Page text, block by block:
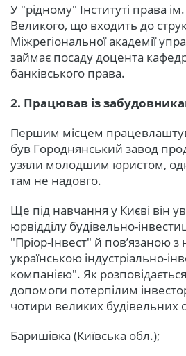
У "рідному" Інституті права
Великого, що входить до
Міжрегіональної академії
займає посаду доцента
банківського права.
2. Працював із
Першим місцем
був Городнянський завод
узяли молодшим юристом,
там не надовго.
Ще під навчання у Києві він
юрвідділу будівельно-
"Пріор-Інвест" й пов’язаною
українською індустріально-
компанією". Як розповідається
допомоги потерпілим
чотири великих будівельних
Баришівка (Київська обл.);